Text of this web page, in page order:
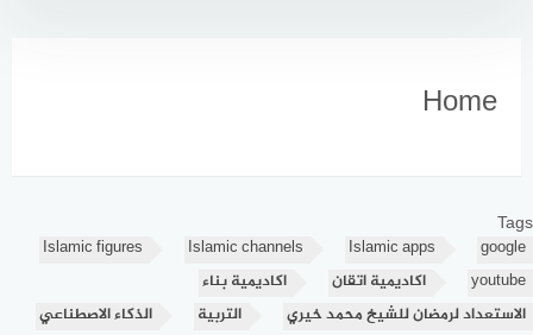
Home
Tags
google
Islamic apps
Islamic channels
Islamic figures
youtube
اكاديمية اتقان
اكاديمية بناء
الاستعداد لرمضان للشيخ محمد خيري
التربية
الذكاء الاصطناعي